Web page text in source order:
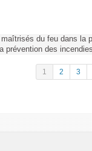
du feu dans la
prévention des
1 2 3